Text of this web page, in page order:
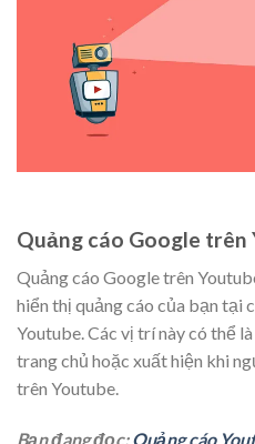
Quảng cáo Google trên
Quảng cáo Google trên
hiển thị quảng cáo của bạn tại
Youtube. Các vị trí này có thể
trang chủ hoặc xuất hiện khi
trên Youtube.
Bạn đang đọc:Quảng cáo